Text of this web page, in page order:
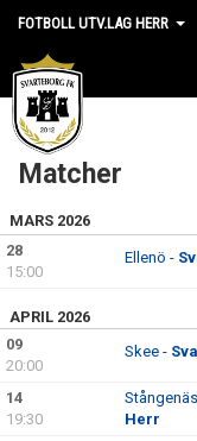
FOTBOLL UTV.LAG HERR
HEM
NYHETER
KALENDER
MATCHER
TRUPPEN
BILDGALLERI
DOKUMENT
Matcher
MARS 2026
28
15:00
Ellenö -
APRIL 2026
09
20:00
Skee -
14
19:30
Herr